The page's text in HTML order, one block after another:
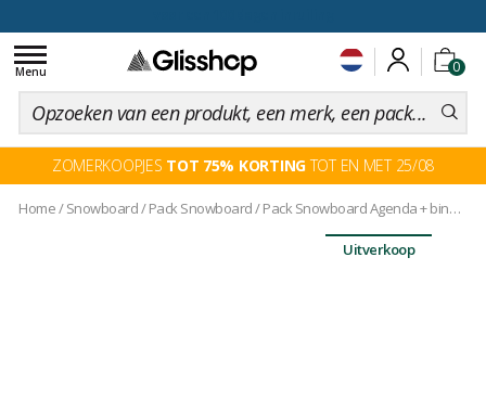
0
Toggle
navigation
Menu
ZOMERKOOPJES TOT 75% KORTINGTOT EN MET 25/08
Home/ Snowboard/Pack Snowboard/Pack Snowboard Agenda + binding
Uitverkoop